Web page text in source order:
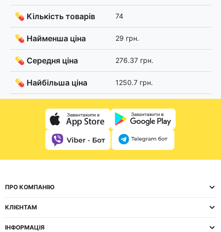
💊 Кількість товарів 74
💊 Найменша ціна 29 грн.
💊 Середня ціна 276.37 грн.
💊 Найбільша ціна 1250.7 грн.
ПРО КОМПАНІЮ
КЛІЄНТАМ
ІНФОРМАЦІЯ